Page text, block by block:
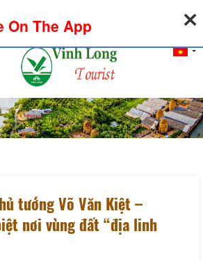
Sign in
tướng Võ Văn Kiệt –
nơi vùng đất “địa linh
On The App